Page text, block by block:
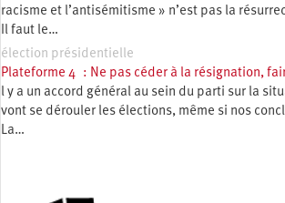
racisme et l’antisémitisme » n’est pas la
Il faut le…
élection présidentielle
Plateforme 4 : Ne pas céder à la résignation,
l y a un accord général au sein du parti sur la
vont se dérouler les élections, même si nos
La…